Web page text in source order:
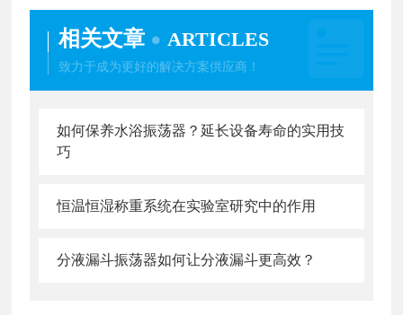
相关文章 ARTICLES
致力于成为更好的解决方案供应商！
如何保养水浴振荡器？延长设备寿命的实用技
巧
恒温恒湿称重系统在实验室研究中的作用
分液漏斗振荡器如何让分液漏斗更高效？